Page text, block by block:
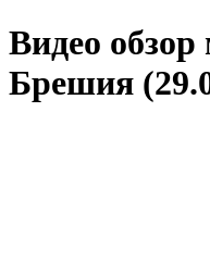
Видео
Брешия